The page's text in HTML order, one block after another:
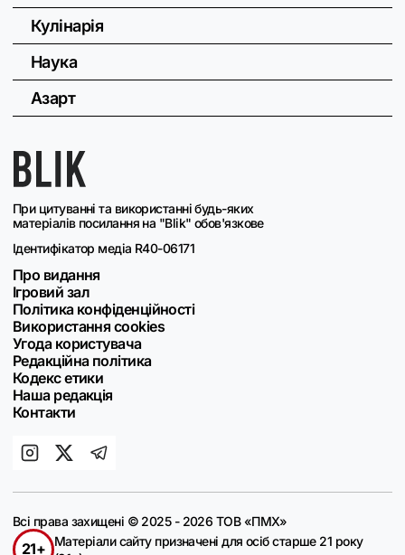
При цитуванні та використанні будь-яких
матеріалів посилання на "Blik" обов'язкове
Ідентифікатор медіа R40-06171
Про видання
Ігровий зал
Політика конфіденційності
Використання cookies
Угода користувача
Редакційна політика
Кодекс етики
Наша редакція
Контакти
Кулінарія
Наука
Азарт
Всі права захищені © 2025 - 2026 ТОВ «ПМХ»
21+
Матеріали сайту призначені для осіб старше 21 року